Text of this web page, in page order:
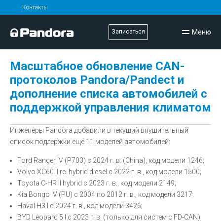
Контакты
Записаться Меню
Масштабное обновление CAN-
протоколов Pandora/Pandect и
дополнение списка автомобилей с
поддержкой управления климатом
Инженеры Pandora добавили в текущий внушительный
список поддержки ещё 11 моделей автомобилей:
Ford Ranger IV (P703) с 2024 г. в. (China), код модели 1246;
Volvo XC60 II re. hybrid diesel с 2022 г. в., код модели 1500;
Toyota C-HR II hybrid с 2023 г. в., код модели 2149;
Kia Bongo IV (PU) с 2004 по 2012 г. в., код модели 3217;
Haval H3 I с 2024 г. в., код модели 3426;
BYD Leopard 5 I с 2023 г. в. (только для систем с FD-CAN),